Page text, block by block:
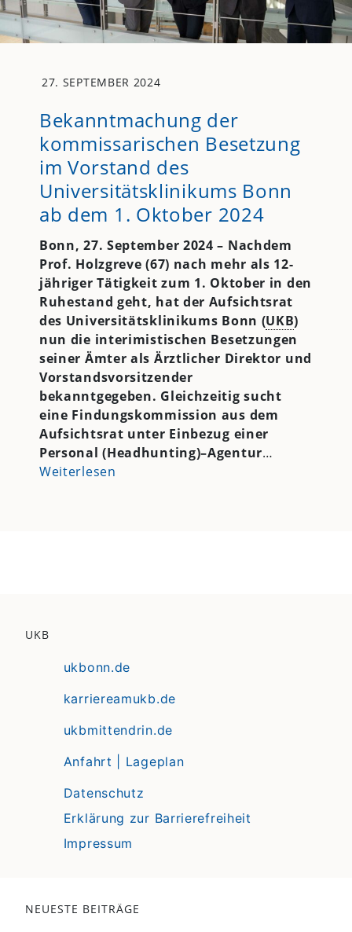
27. SEPTEMBER 2024
Bekanntmachung der
kommissarischen Besetzung
im Vorstand des
Universitätsklinikums Bonn
ab dem 1. Oktober 2024
Bonn, 27. September 2024 – Nachdem
Prof. Holzgreve (67) nach mehr als 12-
jähriger Tätigkeit zum 1. Oktober in den
Ruhestand geht, hat der Aufsichtsrat
des Universitätsklinikums Bonn (UKB)
nun die interimistischen Besetzungen
seiner Ämter als Ärztlicher Direktor und
Vorstandsvorsitzender
bekanntgegeben. Gleichzeitig sucht
eine Findungskommission aus dem
Aufsichtsrat unter Einbezug einer
Personal (Headhunting)–Agentur…
Weiterlesen
UKB
ukbonn.de
karriereamukb.de
ukbmittendrin.de
Anfahrt | Lageplan
Datenschutz
Erklärung zur Barrierefreiheit
Impressum
NEUESTE BEITRÄGE